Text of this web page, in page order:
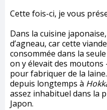
Cette fois-ci, je vous
Dans la cuisine
d’agneau, car cette
consommée dans la
on y élevait des moutons
pour fabriquer de la
depuis longtemps à
assez inhabituel dans la
Japon.